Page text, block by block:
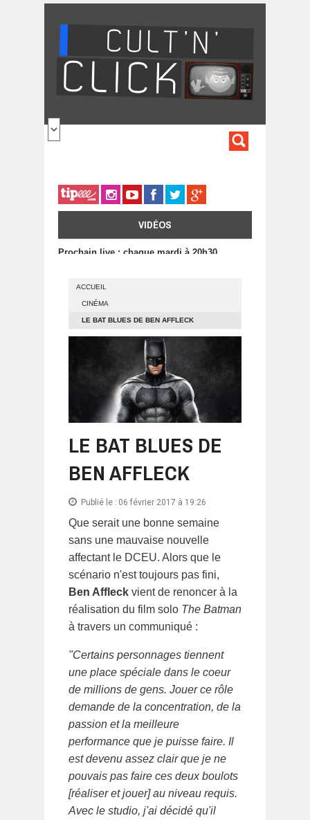
VIDÉOS
Prochain live : chaque mardi à 20h30
ACCUEIL
CINÉMA
LE BAT BLUES DE BEN AFFLECK
LE BAT BLUES DE
BEN AFFLECK
Publié le : 06 février 2017 à 19:26
Que serait une bonne semaine
sans une mauvaise nouvelle
affectant le DCEU. Alors que le
scénario n'est toujours pas fini,
Ben Affleck vient de renoncer à la
réalisation du film solo The Batman
à travers un communiqué :
"Certains personnages tiennent
une place spéciale dans le coeur
de millions de gens. Jouer ce rôle
demande de la concentration, de la
passion et la meilleure
performance que je puisse faire. Il
est devenu assez clair que je ne
pouvais pas faire ces deux boulots
[réaliser et jouer] au niveau requis.
Avec le studio, j'ai décidé qu'il